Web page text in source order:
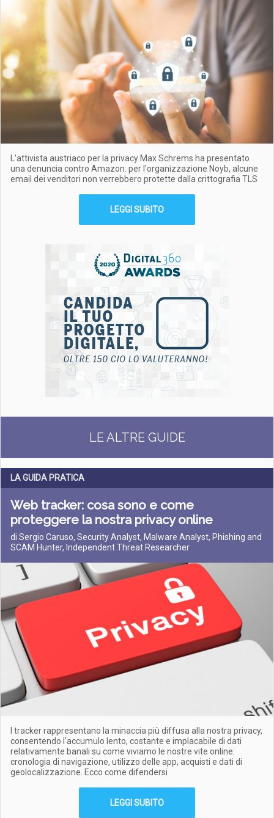
L'attivista austriaco per la privacy Max Schrems ha presentato
una denuncia contro Amazon: per l'organizzazione Noyb, alcune
email dei venditori non verrebbero protette dalla crittografia TLS
LEGGI SUBITO
LE ALTRE GUIDE
LA GUIDA PRATICA
Web tracker: cosa sono e come
proteggere la nostra privacy online
di Sergio Caruso, Security Analyst, Malware Analyst, Phishing and
SCAM Hunter, Independent Threat Researcher
I tracker rappresentano la minaccia più diffusa alla nostra privacy,
consentendo l'accumulo lento, costante e implacabile di dati
relativamente banali su come viviamo le nostre vite online:
cronologia di navigazione, utilizzo delle app, acquisti e dati di
geolocalizzazione. Ecco come difendersi
LEGGI SUBITO